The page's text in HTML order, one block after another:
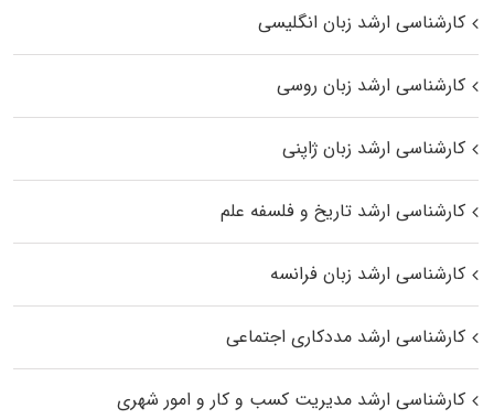
کارشناسی ارشد زبان انگلیسی
کارشناسی ارشد زبان روسی
کارشناسی ارشد زبان ژاپنی
کارشناسی ارشد تاریخ و فلسفه علم
کارشناسی ارشد زبان فرانسه
کارشناسی ارشد مددکاری اجتماعی
کارشناسی ارشد مدیریت کسب و کار و امور شهری